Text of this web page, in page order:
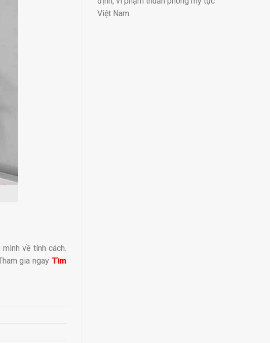
về tính cách.
gia ngay Tìm
Việt Nam.